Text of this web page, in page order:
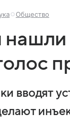
Общество
вводят